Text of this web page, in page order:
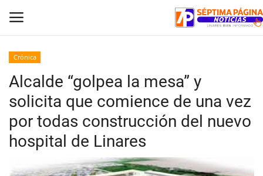
Inicio
Crónica
Policial
Tribunales
Crónica
Alcalde “golpea la mesa” y
solicita que comience de una vez
por todas construcción del nuevo
hospital de Linares